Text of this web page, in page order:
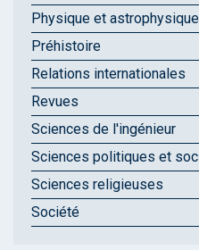
Physique et astrophysique
Préhistoire
Relations internationales
Revues
Sciences de l'ingénieur
Sciences politiques et
Sciences religieuses
Société